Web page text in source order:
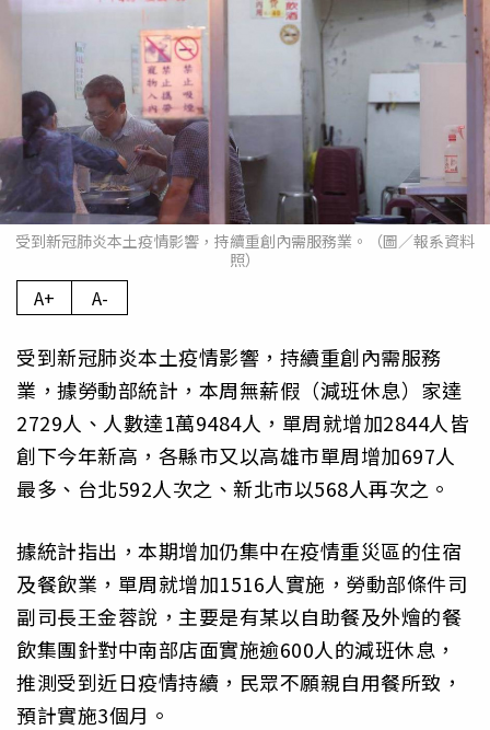
受到新冠肺炎本土疫情影響，持續重創內需服務業。（圖／報系資料
照）
A+ A-
受到新冠肺炎本土疫情影響，持續重創內需服務
業，據勞動部統計，本周無薪假（減班休息）家達
2729人、人數達1萬9484人，單周就增加2844人皆
創下今年新高，各縣市又以高雄市單周增加697人
最多、台北592人次之、新北市以568人再次之。
據統計指出，本期增加仍集中在疫情重災區的住宿
及餐飲業，單周就增加1516人實施，勞動部條件司
副司長王金蓉說，主要是有某以自助餐及外燴的餐
飲集團針對中南部店面實施逾600人的減班休息，
推測受到近日疫情持續，民眾不願親自用餐所致，
預計實施3個月。